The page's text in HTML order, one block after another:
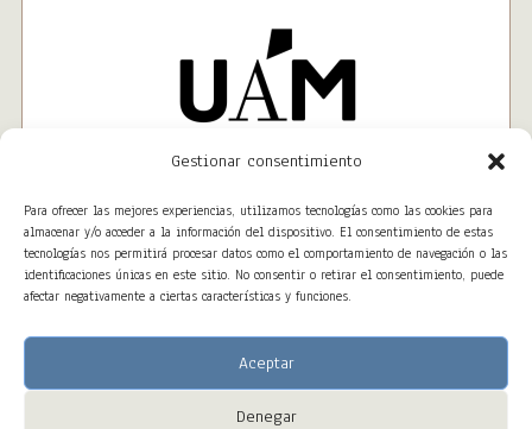
Gestionar consentimiento
Para ofrecer las mejores experiencias, utilizamos tecnologías como las cookies para
almacenar y/o acceder a la información del dispositivo. El consentimiento de estas
tecnologías nos permitirá procesar datos como el comportamiento de navegación o las
identificaciones únicas en este sitio. No consentir o retirar el consentimiento, puede
afectar negativamente a ciertas características y funciones.
Aceptar
Denegar